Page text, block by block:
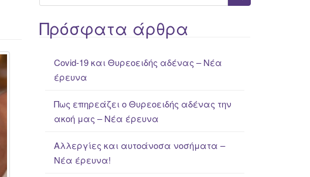
e
a
rΠρόσφατα άρθρα
Covid-19 και Θυρεοειδής αδένας – Νέα
έρευνα
Πως επηρεάζει ο Θυρεοειδής αδένας την
ακοή μας – Νέα έρευνα
Αλλεργίες και αυτοάνοσα νοσήματα –
Νέα έρευνα!